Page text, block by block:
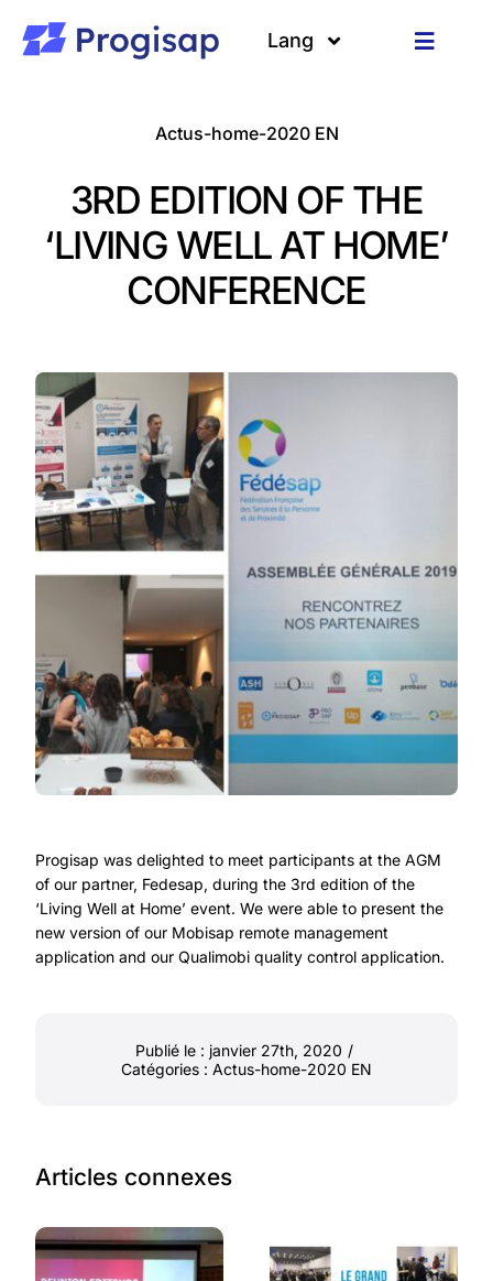
contenu
Toggle
Clients
Lang
Actus-home-2020 EN
3RD EDITION OF THE
‘LIVING WELL AT HOME’
CONFERENCE
Progisap was delighted to meet participants at the AGM
of our partner, Fedesap, during the 3rd edition of the
‘Living Well at Home’ event. We were able to present the
new version of our Mobisap remote management
application and our Qualimobi quality control application.
Publié le : janvier 27th, 2020 /
Catégories : Actus-home-2020 EN
Articles connexes